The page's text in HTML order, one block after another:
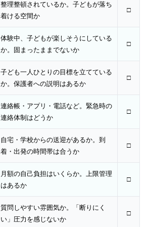
整理整頓されているか。子どもが落ち
着ける空間か
□
体験中、子どもが楽しそうにしている
か。固まったままでないか
□
子ども一人ひとりの目標を立てている
か。保護者への説明はあるか
□
連絡帳・アプリ・電話など。緊急時の
連絡体制はどうか
□
自宅・学校からの送迎があるか。到
着・出発の時間帯は合うか
□
月額の自己負担はいくらか。上限管理
はあるか
□
質問しやすい雰囲気か。「断りにく
い」圧力を感じないか
□